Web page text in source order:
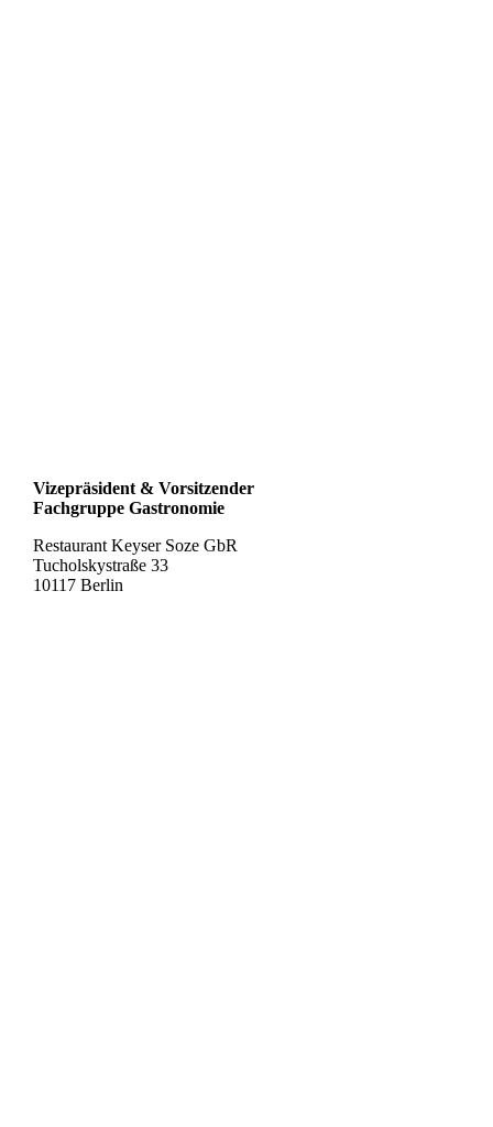
Vizepräsident & Vorsitzender
Fachgruppe Gastronomie
Restaurant Keyser Soze GbR
Tucholskystraße 33
10117 Berlin